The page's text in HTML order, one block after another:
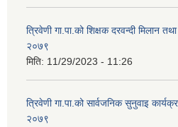
त्रिवेणी गा.पा.को शिक्षक दरवन्दी मिलान
२०७९
मिति: 11/29/2023 - 11:26
त्रिवेणी गा.पा.को सार्वजनिक सुनुवाइ
२०७९